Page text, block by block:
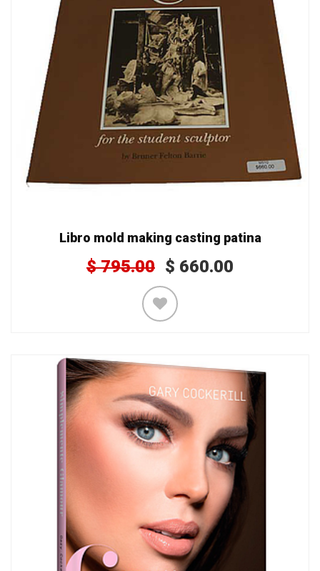
Libro mold making casting patina
$795.00 $ 660.00